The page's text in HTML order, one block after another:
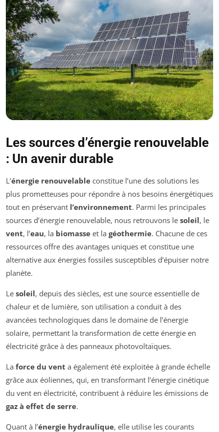
Les sources d’énergie renouvelable
: Un avenir durable
L’énergie renouvelable constitue l’une des solutions les
plus prometteuses pour répondre à nos besoins énergétiques
tout en préservant l’environnement. Parmi les principales
sources d’énergie renouvelable, nous retrouvons le soleil, le
vent, l’eau, la biomasse et la géothermie. Chacune de ces
ressources offre des avantages uniques et constitue une
alternative aux énergies fossiles susceptibles d’épuiser notre
planète.
Le soleil, depuis des siècles, est une source essentielle de
chaleur et de lumière, son utilisation a conduit à des
avancées technologiques dans le domaine de l’énergie
solaire, permettant la transformation de cette énergie en
électricité grâce à des panneaux photovoltaïques.
La force du vent a également été exploitée à grande échelle
grâce aux éoliennes, qui, en transformant l’énergie cinétique
du vent en électricité, contribuent à réduire les émissions de
gaz à effet de serre.
Quant à l’énergie hydraulique, elle utilise les courants